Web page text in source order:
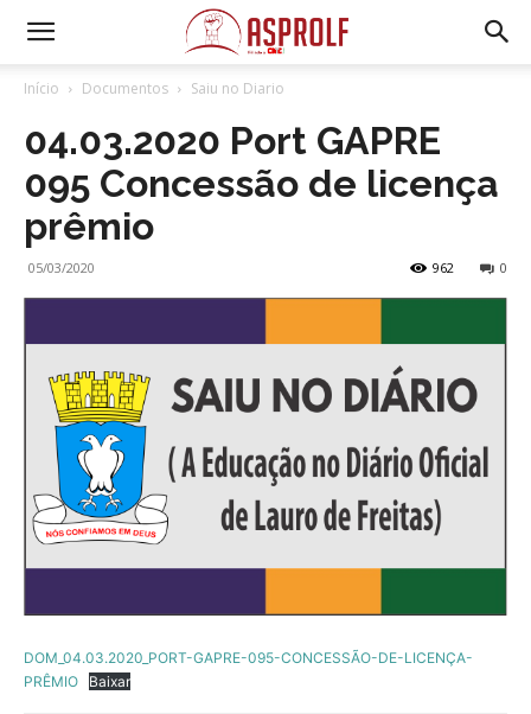
Início Documentos Saiu no Diario
04.03.2020 Port GAPRE
095 Concessão de licença
prêmio
05/03/2020 0
962
DOM_04.03.2020_PORT-GAPRE-095-CONCESSÃO-DE-LICENÇA-
PRÊMIO
Baixar